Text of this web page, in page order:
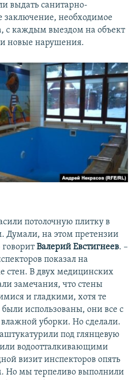
выдать санитарно-
заключение, необходимое
с каждым выездом на объект
новые нарушения.
потолочную плитку в
Думали, на этом претензии
говоритВалерий Евстигнеев. –
показал на
стен. В двух медицинских
замечания, что стены
и гладкими, хотя те
использованы, они все с
уборки. Но сделали.
под глянцевую
водоотталкивающими
визит инспекторов опять
Но мы терпеливо выполнили